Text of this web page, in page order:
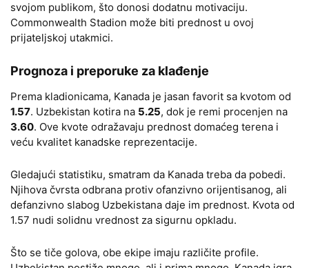
svojom publikom, što donosi dodatnu motivaciju.
Commonwealth Stadion može biti prednost u ovoj
prijateljskoj utakmici.
Prognoza i preporuke za klađenje
Prema kladionicama, Kanada je jasan favorit sa kvotom od
1.57. Uzbekistan kotira na 5.25, dok je remi procenjen na
3.60. Ove kvote odražavaju prednost domaćeg terena i
veću kvalitet kanadske reprezentacije.
Gledajući statistiku, smatram da Kanada treba da pobedi.
Njihova čvrsta odbrana protiv ofanzivno orijentisanog, ali
defanzivno slabog Uzbekistana daje im prednost. Kvota od
1.57 nudi solidnu vrednost za sigurnu opkladu.
Što se tiče golova, obe ekipe imaju različite profile.